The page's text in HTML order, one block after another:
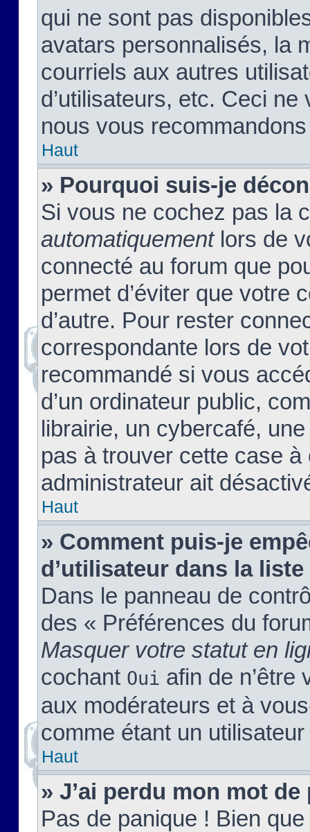
qui ne sont pas
avatars personnalisés, la
courriels aux autres
d’utilisateurs, etc. Ceci
nous vous
Haut
» Pourquoi suis-je
Si vous ne cochez pas la
automatiquementlors de
connecté au forum que
permet d’éviter que votre
d’autre. Pour rester
correspondante lors de
recommandé si vous
d’un ordinateur public,
librairie, un cybercafé,
pas à trouver cette case à
administrateur ait
Haut
» Comment puis-je
d’utilisateur dans la
Dans le panneau de
des « Préférences du
Masquer votre statut en
cochant Oui afin de n’être
aux modérateurs et à
comme étant un
Haut
» J’ai perdu mon mot de
Pas de panique ! Bien